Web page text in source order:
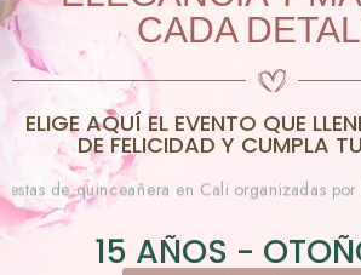
CADA
ELIGE AQUÍ EL EVENTO QUE
DE FELICIDAD Y CUMPLA
15 AÑOS -